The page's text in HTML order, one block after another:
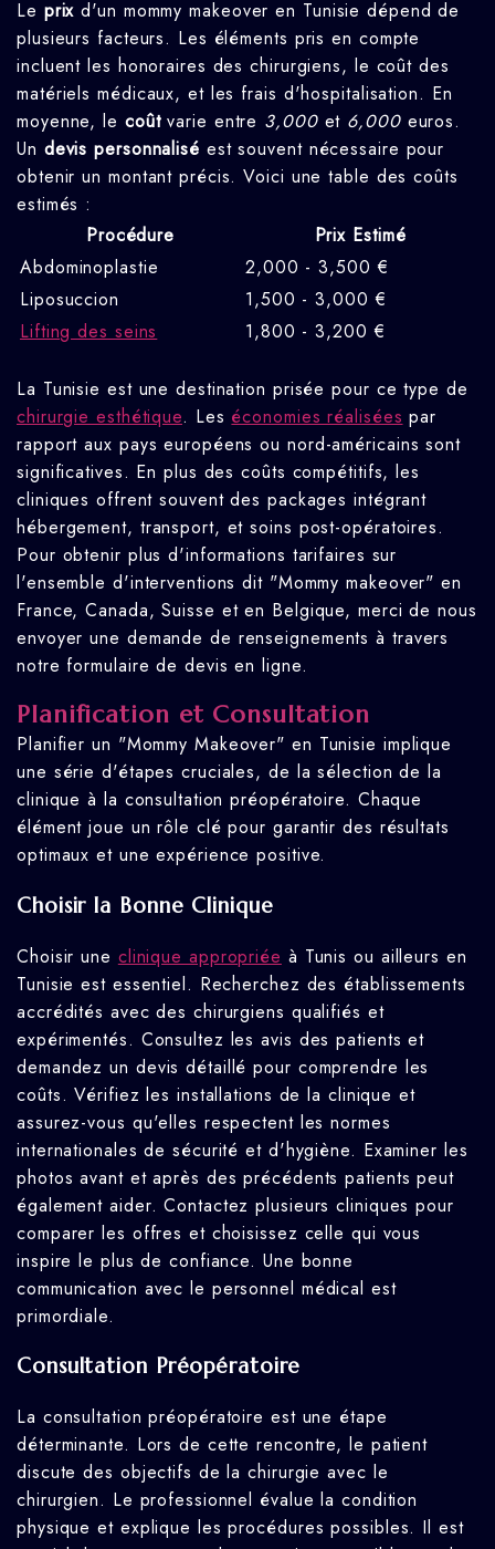
Le prix d'un mommy makeover en Tunisie dépend de
plusieurs facteurs. Les éléments pris en compte
incluent les honoraires des chirurgiens, le coût des
matériels médicaux, et les frais d'hospitalisation. En
moyenne, le coûtvarie entre 3,000et 6,000euros.
Un devis personnalisé est souvent nécessaire pour
obtenir un montant précis. Voici une table des coûts
estimés :
Procédure
Prix Estimé
Abdominoplastie
2,000 - 3,500 €
Liposuccion
1,500 - 3,000 €
Lifting des seins
1,800 - 3,200 €
La Tunisie est une destination prisée pour ce type de
chirurgie esthétique. Les économies réalisées par
rapport aux pays européens ou nord-américains sont
significatives. En plus des coûts compétitifs, les
cliniques offrent souvent des packages intégrant
hébergement, transport, et soins post-opératoires.
Pour obtenir plus d'informations tarifaires sur
l'ensemble d'interventions dit "Mommy makeover" en
France, Canada, Suisse et en Belgique, merci de nous
envoyer une demande de renseignements à travers
notre formulaire de devis en ligne.
Planification et Consultation
Planifier un "Mommy Makeover" en Tunisie implique
une série d'étapes cruciales, de la sélection de la
clinique à la consultation préopératoire. Chaque
élément joue un rôle clé pour garantir des résultats
optimaux et une expérience positive.
Choisir la Bonne Clinique
Choisir une clinique appropriée à Tunis ou ailleurs en
Tunisie est essentiel. Recherchez des établissements
accrédités avec des chirurgiens qualifiés et
expérimentés. Consultez les avis des patients et
demandez un devis détaillé pour comprendre les
coûts. Vérifiez les installations de la clinique et
assurez-vous qu'elles respectent les normes
internationales de sécurité et d'hygiène. Examiner les
photos avant et après des précédents patients peut
également aider. Contactez plusieurs cliniques pour
comparer les offres et choisissez celle qui vous
inspire le plus de confiance. Une bonne
communication avec le personnel médical est
primordiale.
Consultation Préopératoire
La consultation préopératoire est une étape
déterminante. Lors de cette rencontre, le patient
discute des objectifs de la chirurgie avec le
chirurgien. Le professionnel évalue la condition
physique et explique les procédures possibles. Il est